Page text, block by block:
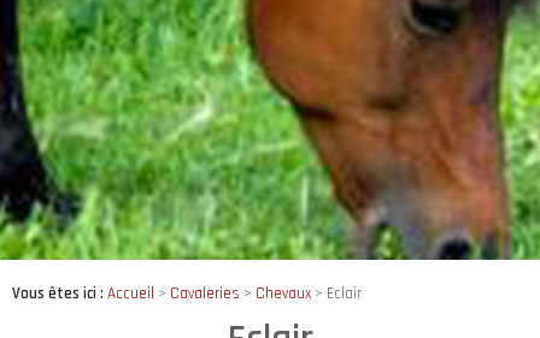
Vous êtes ici : Accueil > Cavaleries > Chevaux > Eclair